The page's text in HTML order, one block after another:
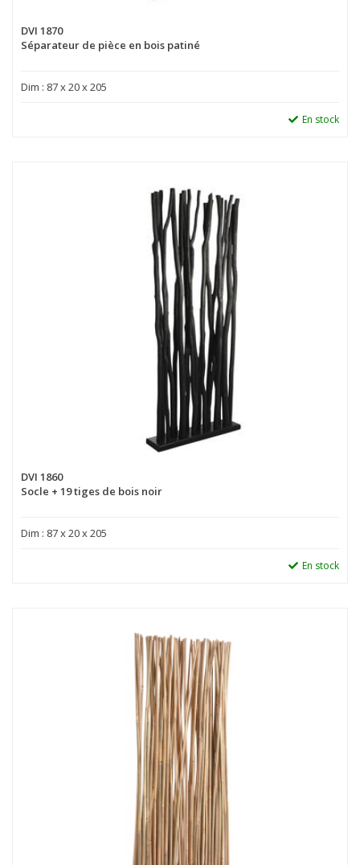
DVI 1870
Séparateur de pièce en bois patiné
Dim : 87 x 20 x 205
En stock
DVI 1860
Socle + 19 tiges de bois noir
Dim : 87 x 20 x 205
En stock